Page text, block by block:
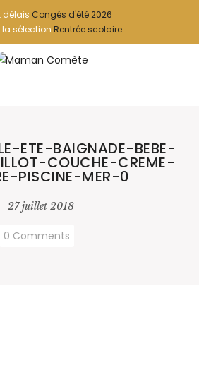
délais Congés d'été 2026
la sélection Rentrée scolaire
ETE-BAIGNADE-BEBE-
COUCHE-CREME-
PISCINE-MER-0
27 juillet 2018
0 Comments